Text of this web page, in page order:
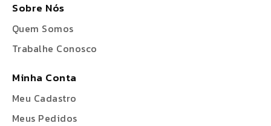
Sobre Nós
Quem Somos
Trabalhe Conosco
Minha Conta
Meu Cadastro
Meus Pedidos